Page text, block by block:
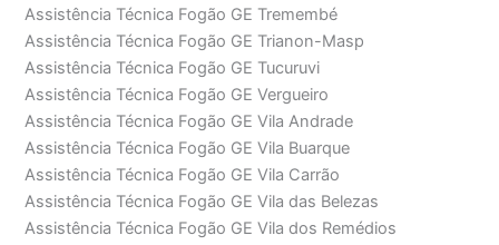
Assistência Técnica Fogão GE Tremembé
Assistência Técnica Fogão GE Trianon-Masp
Assistência Técnica Fogão GE Tucuruvi
Assistência Técnica Fogão GE Vergueiro
Assistência Técnica Fogão GE Vila Andrade
Assistência Técnica Fogão GE Vila Buarque
Assistência Técnica Fogão GE Vila Carrão
Assistência Técnica Fogão GE Vila das Belezas
Assistência Técnica Fogão GE Vila dos Remédios